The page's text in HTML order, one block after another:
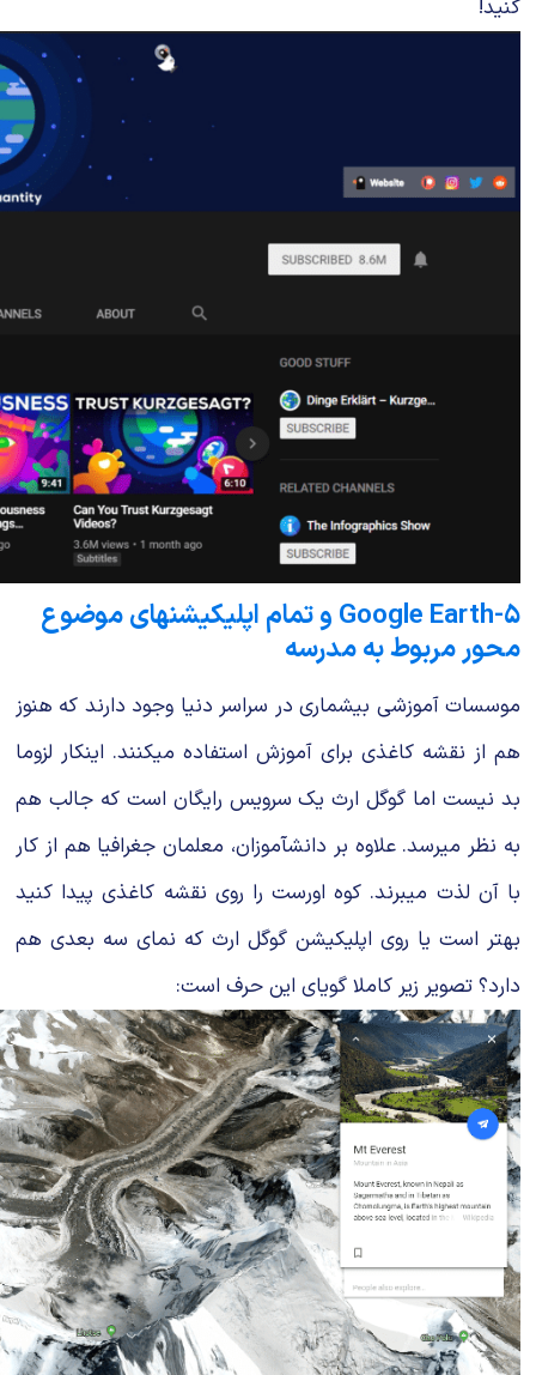
کنید!
۵-Google Earth و تمام اپلیکیشنهای موضوع
محور مربوط به مدرسه
موسسات آموزشی بیشماری در سراسر دنیا وجود دارند که هنوز
هم از نقشه کاغذی برای آموزش استفاده میکنند. اینکار لزوما
بد نیست اما گوگل ارث یک سرویس رایگان است که جالب هم
به نظر میرسد. علاوه بر دانشآموزان، معلمان جغرافیا هم از کار
با آن لذت میبرند. کوه اورست را روی نقشه کاغذی پیدا کنید
بهتر است یا روی اپلیکیشن گوگل ارث که نمای سه بعدی هم
دارد؟ تصویر زیر کاملا گویای این حرف است: